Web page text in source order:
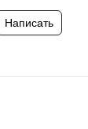
Написать